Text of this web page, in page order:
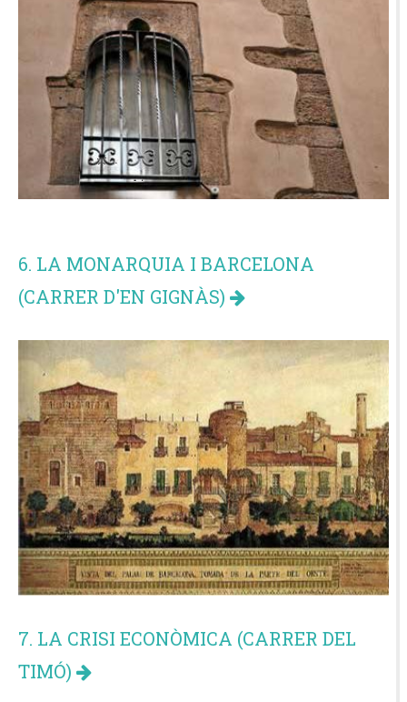
6. LA MONARQUIA I BARCELONA
(CARRER D'EN GIGNÀS)
7. LA CRISI ECONÒMICA (CARRER DEL
TIMÓ)